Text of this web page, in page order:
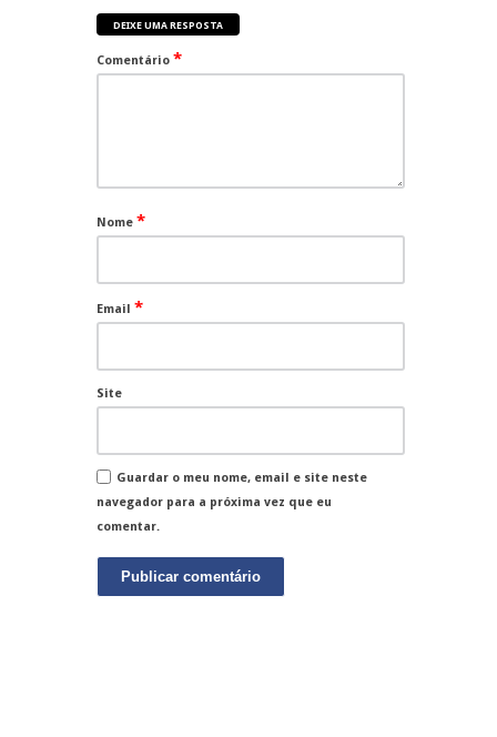
DEIXE UMA RESPOSTA
Comentário *
Nome *
Email *
Site
Guardar o meu nome, email e site neste
navegador para a próxima vez que eu
comentar.